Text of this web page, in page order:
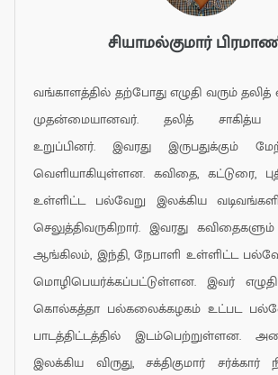
சியாமல்குமார்
வங்காளத்தில் தற்போது எழுதி வரும் தலித்
முதன்மையானவர். தலித் சாகித்ய
உறுப்பினர். இவரது இருபதுக்கும்
வெளியாகியுள்ளன. கவிதை, கட்டுரை,
உள்ளிட்ட பல்வேறு இலக்கிய
செலுத்திவருகிறார். இவரது
ஆங்கிலம், இந்தி, நேபாளி உள்ளிட்ட
மொழிபெயர்க்கப்பட்டுள்ளன. இவர்
கொல்கத்தா பல்கலைக்கழகம் உட்பட
பாடத்திட்டத்தில் இடம்பெற்றுள்ளன.
இலக்கிய விருது, சக்திகுமார் சர்க்கார்